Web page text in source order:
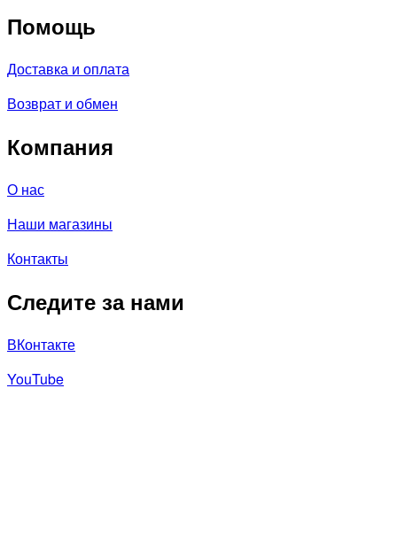
Помощь
Доставка и оплата
Возврат и обмен
Компания
О нас
Наши магазины
Контакты
Следите за нами
ВКонтакте
YouTube